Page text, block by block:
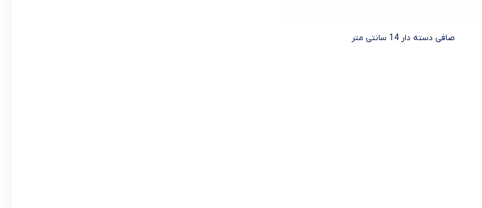
صافی دسته دار 14 سانتی متر